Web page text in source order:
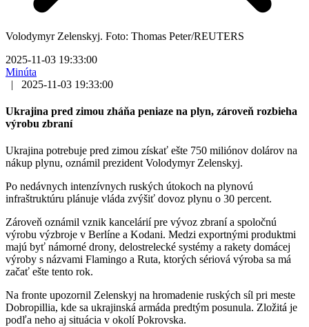
Volodymyr Zelenskyj. Foto: Thomas Peter/REUTERS
2025-11-03 19:33:00
Minúta
|
2025-11-03 19:33:00
Ukrajina pred zimou zháňa peniaze na plyn, zároveň rozbieha
výrobu zbraní
Ukrajina potrebuje pred zimou získať ešte 750 miliónov dolárov na
nákup plynu, oznámil prezident Volodymyr Zelenskyj.
Po nedávnych intenzívnych ruských útokoch na plynovú
infraštruktúru plánuje vláda zvýšiť dovoz plynu o 30 percent.
Zároveň oznámil vznik kancelárií pre vývoz zbraní a spoločnú
výrobu výzbroje v Berlíne a Kodani. Medzi exportnými produktmi
majú byť námorné drony, delostrelecké systémy a rakety domácej
výroby s názvami Flamingo a Ruta, ktorých sériová výroba sa má
začať ešte tento rok.
Na fronte upozornil Zelenskyj na hromadenie ruských síl pri meste
Dobropillia, kde sa ukrajinská armáda predtým posunula. Zložitá je
podľa neho aj situácia v okolí Pokrovska.